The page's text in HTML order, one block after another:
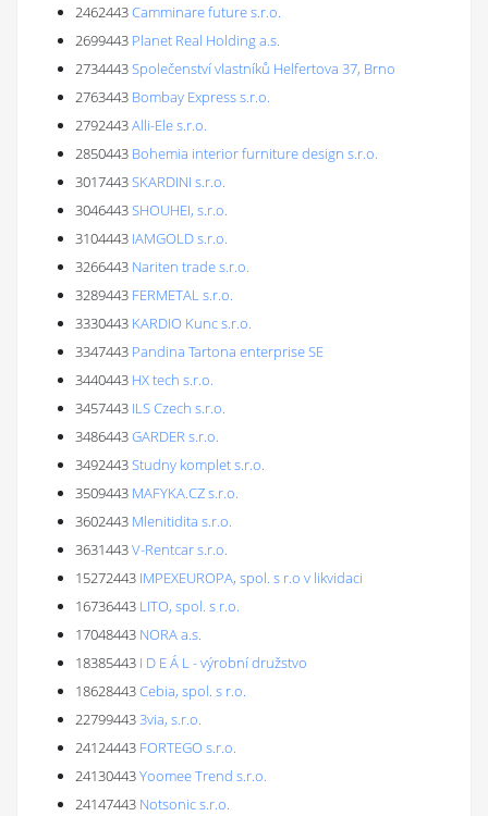
2462443Camminare future s.r.o.
2699443 Planet Real Holding a.s.
2734443Společenství vlastníků Helfertova 37, Brno
2763443 Bombay Express s.r.o.
2792443Alli-Ele s.r.o.
2850443 Bohemia interior furniture design s.r.o.
3017443SKARDINI s.r.o.
3046443SHOUHEI, s.r.o.
3104443 IAMGOLD s.r.o.
3266443 Nariten trade s.r.o.
3289443 FERMETAL s.r.o.
3330443 KARDIO Kunc s.r.o.
3347443 Pandina Tartona enterprise SE
3440443 HX tech s.r.o.
3457443 ILS Czech s.r.o.
3486443GARDER s.r.o.
3492443Studny komplet s.r.o.
3509443 MAFYKA.CZ s.r.o.
3602443 Mlenitidita s.r.o.
3631443V-Rentcar s.r.o.
15272443 IMPEXEUROPA, spol. s r.o v likvidaci
16736443 LITO, spol. s r.o.
17048443 NORA a.s.
18385443 I D E Á L - výrobní družstvo
18628443Cebia, spol. s r.o.
227994433via, s.r.o.
24124443 FORTEGO s.r.o.
24130443Yoomee Trend s.r.o.
24147443 Notsonic s.r.o.